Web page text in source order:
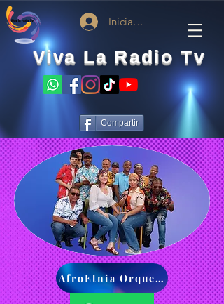
Viva La Radio Tv
Iniciar sesión
Compartir
AfroEtnia Orquesta